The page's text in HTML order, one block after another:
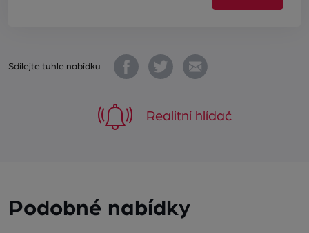
Sdílejte tuhle nabídku
Realitní hlídač
Podobné nabídky